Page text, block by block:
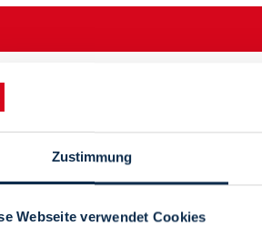
Zustimmung
Webseite verwendet Cookies